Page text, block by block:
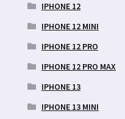
IPHONE 12
IPHONE 12 MINI
IPHONE 12 PRO
IPHONE 12 PRO MAX
IPHONE 13
IPHONE 13 MINI